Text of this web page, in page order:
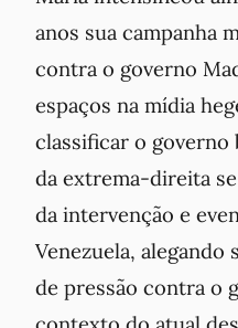
anos sua campanha
contra o governo
espaços na mídia
classificar o governo
da extrema-direita
da intervenção e
Venezuela,
de pressão contra o